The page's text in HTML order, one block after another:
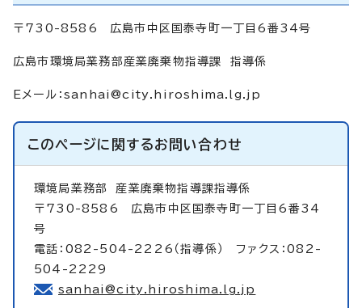
〒730-8586 広島市中区国泰寺町一丁目6番34号
広島市環境局業務部産業廃棄物指導課 指導係
Eメール： sanhai@city.hiroshima.lg.jp
このページに関するお問い合わせ
環境局業務部 産業廃棄物指導課指導係
〒730-8586 広島市中区国泰寺町一丁目6番34
号
電話：082-504-2226（指導係） ファクス：082-
504-2229
sanhai@city.hiroshima.lg.jp